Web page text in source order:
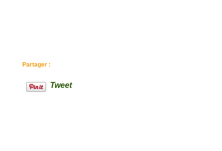
Partager :
Tweet